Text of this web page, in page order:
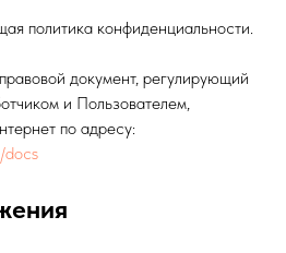
политика конфиденциальности.
документ, регулирующий
и Пользователем,
по адресу:
docs